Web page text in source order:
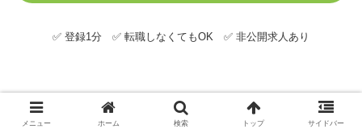
✅ 登録1分 ✅ 転職しなくてもOK ✅ 非公開求人あり
メニュー ホーム 検索 トップ サイドバー